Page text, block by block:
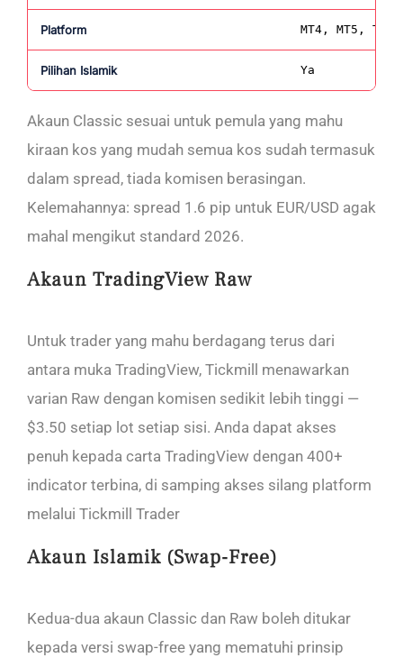
Platform MT4, MT5,
Pilihan Islamik Ya
Akaun Classic sesuai untuk pemula yang mahu
kiraan kos yang mudah semua kos sudah termasuk
dalam spread, tiada komisen berasingan.
Kelemahannya: spread 1.6 pip untuk EUR/USD agak
mahal mengikut standard 2026.
Akaun TradingView Raw
Untuk trader yang mahu berdagang terus dari
antara muka TradingView, Tickmill menawarkan
varian Raw dengan komisen sedikit lebih tinggi —
$3.50 setiap lot setiap sisi. Anda dapat akses
penuh kepada carta TradingView dengan 400+
indicator terbina, di samping akses silang platform
melalui Tickmill Trader
Akaun Islamik (Swap-Free)
Kedua-dua akaun Classic dan Raw boleh ditukar
kepada versi swap-free yang mematuhi prinsip